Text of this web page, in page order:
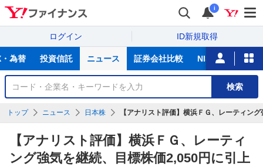
i
ログイン ID新規取得
サ
為替 投資信託 ニュース 証券会社比較 NISA カード
銘
検
検索
トップ ニュース 日本株 【アナリスト評価】横浜ＦＧ、レーティン
【アナリスト評価】横浜ＦＧ、レーティ
ング強気を継続、目標株価2,050円に引上